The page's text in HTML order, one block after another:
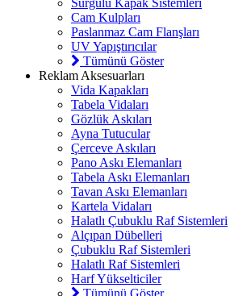
Sürgülü Kapak Sistemleri
Cam Kulpları
Paslanmaz Cam Flanşları
UV Yapıştırıcılar
Tümünü Göster
Reklam Aksesuarları
Vida Kapakları
Tabela Vidaları
Gözlük Askıları
Ayna Tutucular
Çerceve Askıları
Pano Askı Elemanları
Tabela Askı Elemanları
Tavan Askı Elemanları
Kartela Vidaları
Halatlı Çubuklu Raf Sistemleri
Alçıpan Dübelleri
Çubuklu Raf Sistemleri
Halatlı Raf Sistemleri
Harf Yükselticiler